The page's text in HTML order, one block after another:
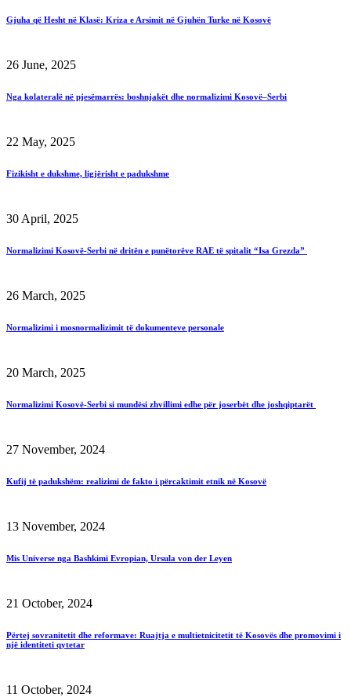
Gjuha që Hesht në Klasë: Kriza e Arsimit në Gjuhën Turke në Kosovë
26 June, 2025
Nga kolateralë në pjesëmarrës: boshnjakët dhe normalizimi Kosovë–Serbi
22 May, 2025
Fizikisht e dukshme, ligjërisht e padukshme
30 April, 2025
Normalizimi Kosovë-Serbi në dritën e punëtorëve RAE të spitalit “Isa Grezda”
26 March, 2025
Normalizimi i mosnormalizimit të dokumenteve personale
20 March, 2025
Normalizimi Kosovë-Serbi si mundësi zhvillimi edhe për joserbët dhe joshqiptarët
27 November, 2024
Kufij të padukshëm: realizimi de fakto i përcaktimit etnik në Kosovë
13 November, 2024
Mis Universe nga Bashkimi Evropian, Ursula von der Leyen
21 October, 2024
Përtej sovranitetit dhe reformave: Ruajtja e multietnicitetit të Kosovës dhe promovimi i
një identiteti qytetar
11 October, 2024